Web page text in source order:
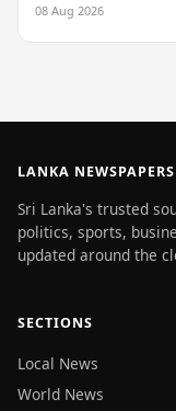
08 Aug 2026
LANKA NEWSPAPERS
Sri Lanka's trusted
politics, sports,
updated around the
SECTIONS
Local News
World News